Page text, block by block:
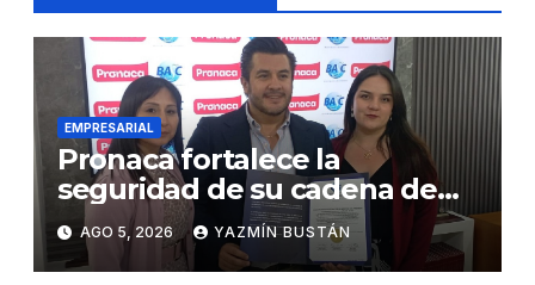
EMPRESARIAL
Pronaca fortalece la
seguridad de su cadena de
suministro con certificación
BASC en dos plantas
AGO 5, 2026 YAZMÍN BUSTÁN